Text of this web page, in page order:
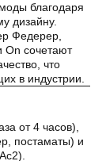
благодаря
дизайну.
Федерер,
On сочетают
что
в индустрии.
от 4 часов),
постаматы) и